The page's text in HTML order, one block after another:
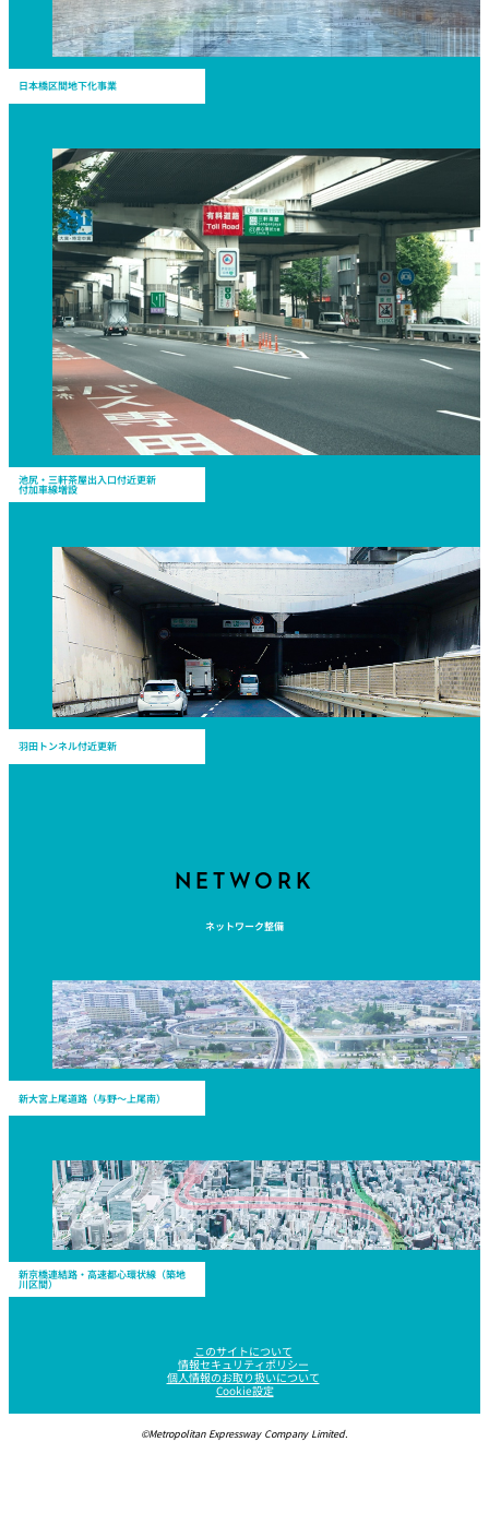
日本橋区間地下化事業
池尻・三軒茶屋出入口付近更新
付加車線増設
羽田トンネル付近更新
ネットワーク整備
NETWORK
新大宮上尾道路（与野～上尾南）
新京橋連結路・高速都心環状線（築地
川区間）
このサイトについて
情報セキュリティポリシー
個人情報のお取り扱いについて
Cookie設定
©Metropolitan Expressway Company Limited.